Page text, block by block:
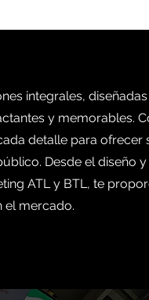
integrales,
y memorables.
detalle para ofrecer
Desde el diseño
ATL y BTL, te
el mercado.